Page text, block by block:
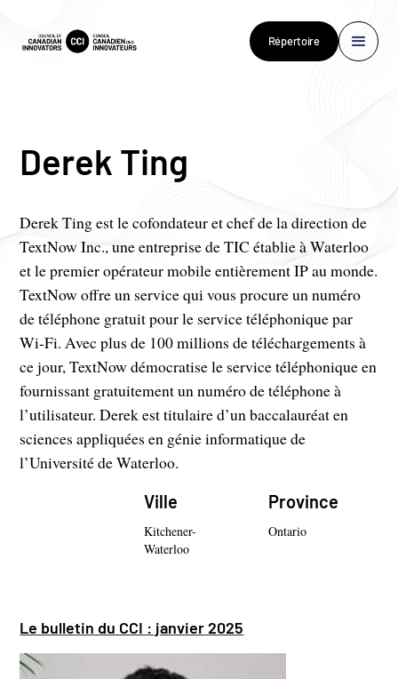
Répertoire
Derek Ting
Derek Ting est le cofondateur et chef de la direction de
TextNow Inc., une entreprise de TIC établie à Waterloo
et le premier opérateur mobile entièrement IP au monde.
TextNow offre un service qui vous procure un numéro
de téléphone gratuit pour le service téléphonique par
Wi-Fi. Avec plus de 100 millions de téléchargements à
ce jour, TextNow démocratise le service téléphonique en
fournissant gratuitement un numéro de téléphone à
l’utilisateur. Derek est titulaire d’un baccalauréat en
sciences appliquées en génie informatique de
l’Université de Waterloo.
Ville
Kitchener-
Waterloo
Province
Ontario
Le bulletin du CCI : janvier 2025